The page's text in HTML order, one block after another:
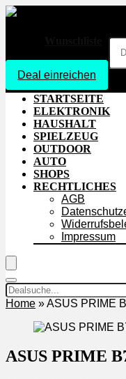
Deal einreichen
STARTSEITE
ELEKTRONIK
HAUSHALT
SPIELZEUG
OUTDOOR
AUTO
SHOPS
RECHTLICHES
AGB
Impressum
Home »ASUS PRIME
ASUS PRIME